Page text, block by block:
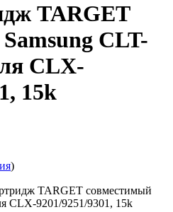
TARGET
CLT-
CLX-
15k
)
TARGET совместимый
CLX-9201/9251/9301, 15k